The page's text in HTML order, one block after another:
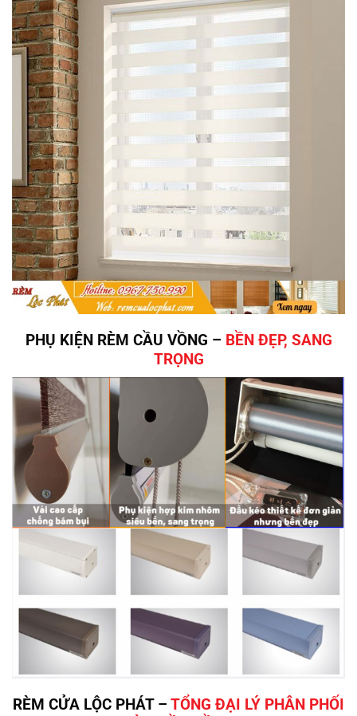
PHỤ KIỆN RÈM CẦU VỒNG – BỀN ĐẸP, SANG
TRỌNG
RÈM CỬA LỘC PHÁT – TỔNG ĐẠI LÝ PHÂN PHỐI